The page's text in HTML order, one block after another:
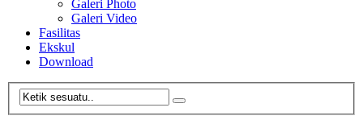
Galeri Photo
Galeri Video
Fasilitas
Ekskul
Download